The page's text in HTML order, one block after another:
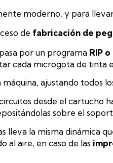
moderno, y para
de fabricación de
por un programa RIP
cada microgota de tinta
ajustando todos
desde el cartucho
sobre el
lleva la misma dinámica
al aire, en caso de las